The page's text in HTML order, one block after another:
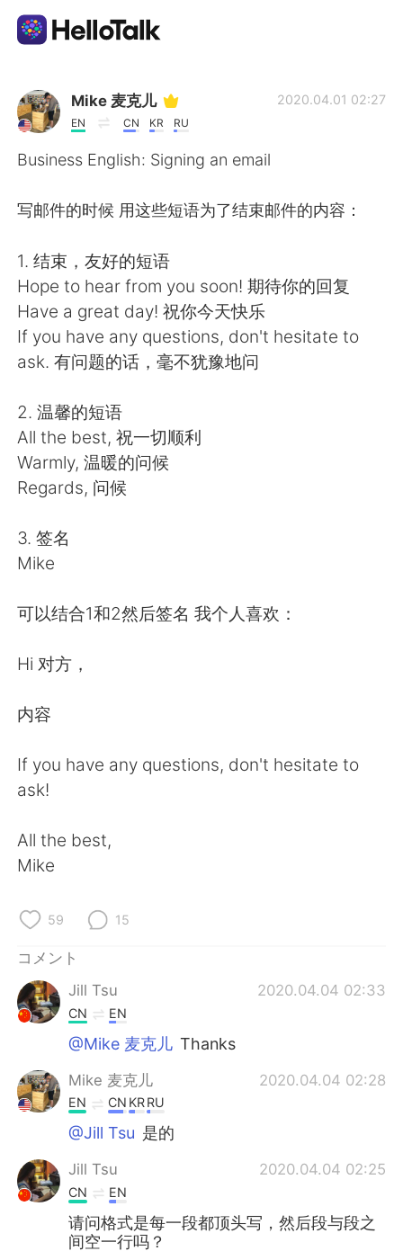
語学交換アプリ
AI Grammar Checker
English
繁體中文 Español
العربية Français
Deutsch
Русский
Indonesia
Türkçe
Mike 麦克儿
EN CN KR RU
2020.04.01 02:27
Business English: Signing an email
写邮件的时候 用这些短语为了结束邮件的内容：
1. 结束，友好的短语
Hope to hear from you soon! 期待你的回复
Have a great day! 祝你今天快乐
If you have any questions, don't hesitate to
ask. 有问题的话，毫不犹豫地问
2. 温馨的短语
All the best, 祝一切顺利
Warmly, 温暖的问候
Regards, 问候
3. 签名
Mike
可以结合1和2然后签名 我个人喜欢：
Hi 对方，
内容
If you have any questions, don't hesitate to
ask!
All the best,
Mike
59 15
コメント
Jill Tsu
2020.04.04 02:33
CN EN
@Mike 麦克儿 Thanks
Mike 麦克儿 2020.04.04 02:28
EN CN KRRU
@Jill Tsu 是的
Jill Tsu 2020.04.04 02:25
CN EN
请问格式是每一段都顶头写，然后段与段之
间空一行吗？